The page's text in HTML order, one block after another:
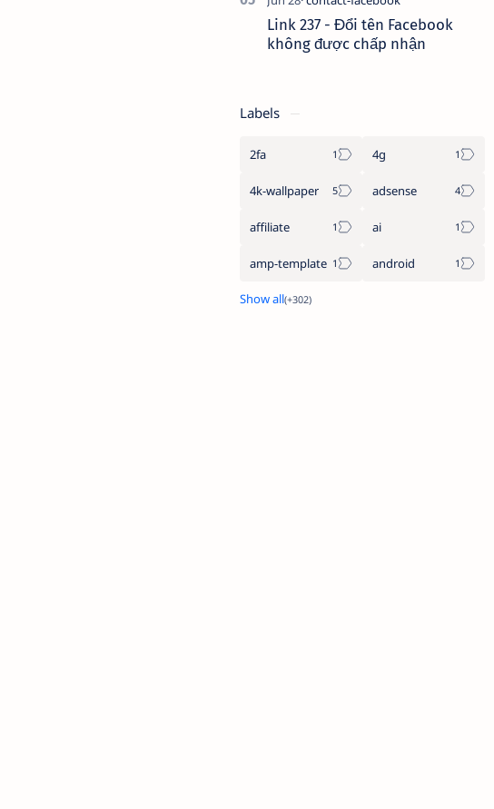
Link 237 - Đổi tên Facebook
không được chấp nhận
Labels
2fa 4g
4k-wallpaper adsense
affiliate ai
amp-template android